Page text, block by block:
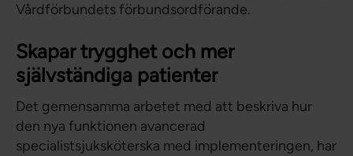
Vårdförbundets förbundsordförande.
Skapar trygghet och mer
självständiga patienter
Det gemensamma arbetet med att beskriva hur
den nya funktionen avancerad
specialistsjuksköterska med implementeringen, har